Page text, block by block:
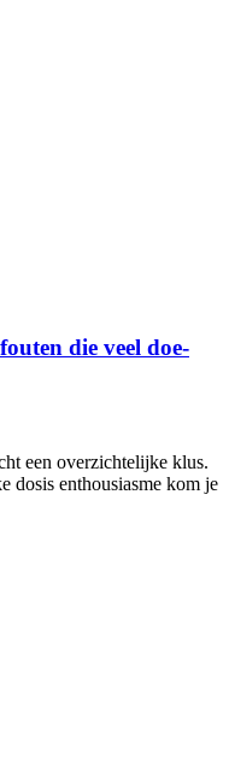
die veel doe-
een overzichtelijke klus.
dosis enthousiasme kom je